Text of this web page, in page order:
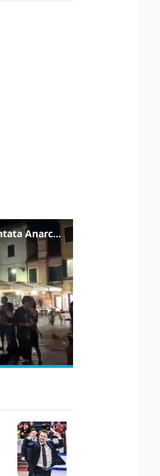
Venezia omaggia Guccini con una Cantata Anarchica in campo Santa Margherita